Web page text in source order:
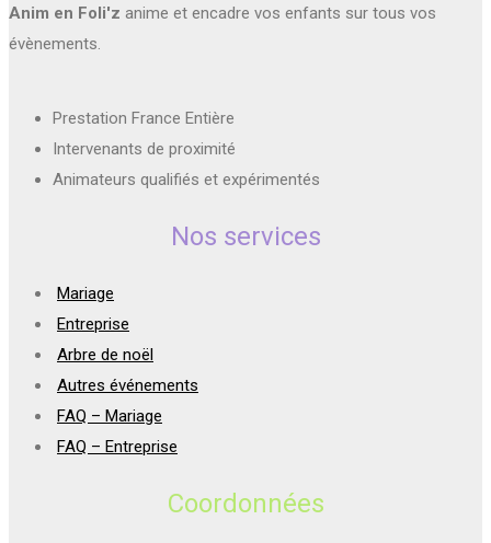
Anim en Foli'z anime et encadre vos enfants sur tous vos
évènements.
Prestation France Entière
Intervenants de proximité
Animateurs qualifiés et expérimentés
Nos services
Mariage
Entreprise
Arbre de noël
Autres événements
FAQ – Mariage
FAQ – Entreprise
Coordonnées